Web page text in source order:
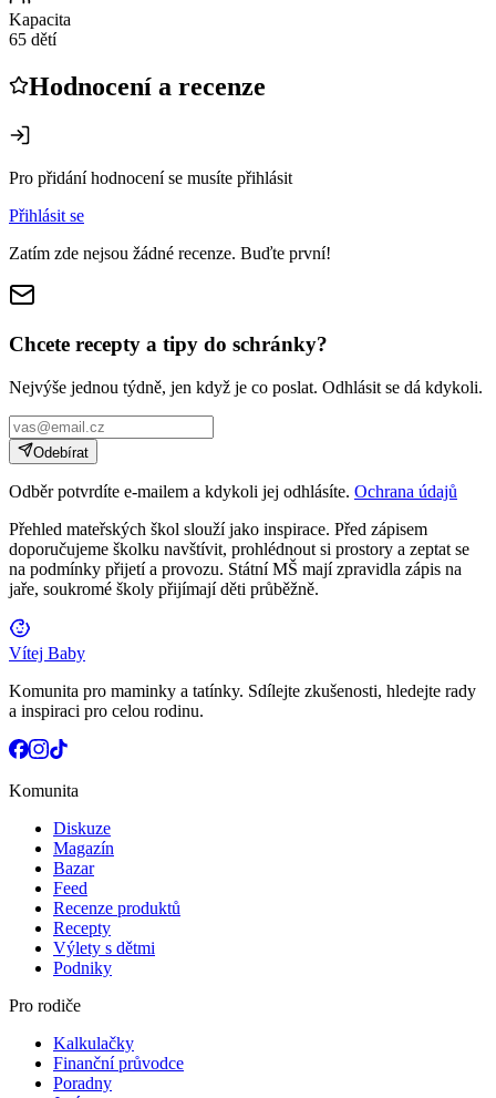
Kapacita
65 dětí
Hodnocení a recenze
Pro přidání hodnocení se musíte přihlásit
Přihlásit se
Zatím zde nejsou žádné recenze. Buďte první!
Chcete recepty a tipy do schránky?
Nejvýše jednou týdně, jen když je co poslat. Odhlásit se dá kdykoli.
Odebírat
Odběr potvrdíte e-mailem a kdykoli jej odhlásíte. Ochrana údajů
Přehled mateřských škol slouží jako inspirace. Před zápisem
doporučujeme školku navštívit, prohlédnout si prostory a zeptat se
na podmínky přijetí a provozu. Státní MŠ mají zpravidla zápis na
jaře, soukromé školy přijímají děti průběžně.
Vítej Baby
Komunita pro maminky a tatínky. Sdílejte zkušenosti, hledejte rady
a inspiraci pro celou rodinu.
Komunita
Diskuze
Magazín
Bazar
Feed
Recenze produktů
Recepty
Výlety s dětmi
Podniky
Pro rodiče
Kalkulačky
Finanční průvodce
Poradny